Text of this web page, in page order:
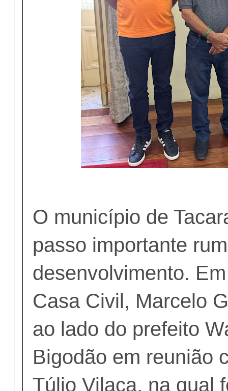
​O município de
passo importante
desenvolvimento.
Casa Civil, Marcelo
ao lado do prefeito
Bigodão em reunião
Túlio Vilaça, na qual